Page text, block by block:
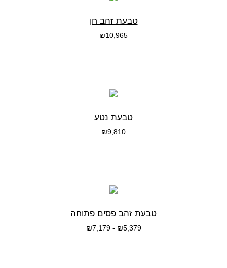
טבעת זהב חן
₪10,965
טבעת נטע
₪9,810
טבעת זהב פסים פתוחה
₪5,379
-
₪7,179